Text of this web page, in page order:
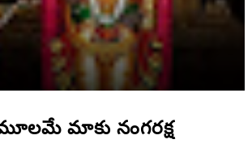
మాకు నంగరక్ష